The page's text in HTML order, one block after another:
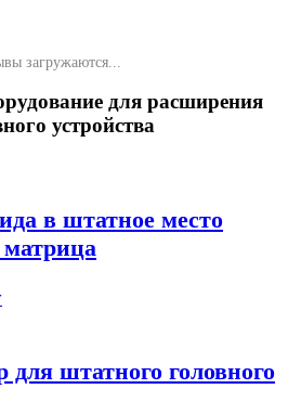
загружаются...
для расширения
устройства
в штатное место
для штатного головного